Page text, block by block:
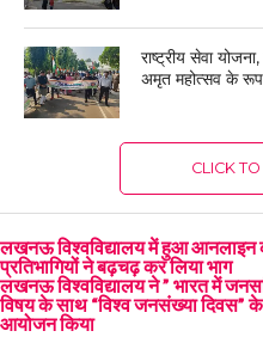
राष्ट्रीय सेवा
अमृत महोत्सव के रूप
CLICK
लखनऊ विश्वविद्यालय में हुआ
प्रतिभागियों ने बढ़चढ़ कर लिया भाग
लखनऊ विश्वविद्यालय ने ” भारत में
विषय के साथ “विश्व जनसंख्या दिवस” के
आयोजन किया